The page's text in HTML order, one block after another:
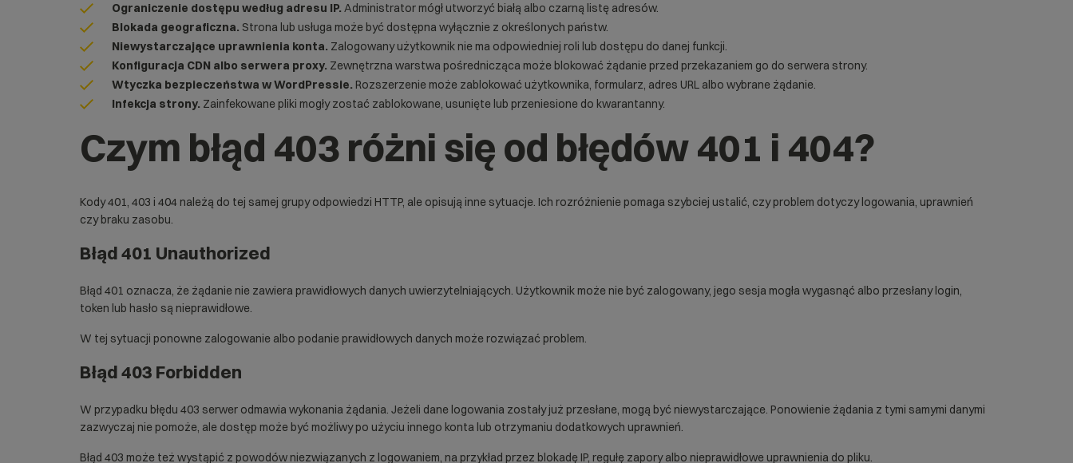
Ograniczenie dostępu według adresu IP. Administrator mógł utworzyć białą albo czarną listę adresów.
Blokada geograficzna. Strona lub usługa może być dostępna wyłącznie z określonych państw.
Niewystarczające uprawnienia konta. Zalogowany użytkownik nie ma odpowiedniej roli lub dostępu do danej funkcji.
Konfiguracja CDN albo serwera proxy. Zewnętrzna warstwa pośrednicząca może blokować żądanie przed przekazaniem go do serwera strony.
Wtyczka bezpieczeństwa w WordPressie. Rozszerzenie może zablokować użytkownika, formularz, adres URL albo wybrane żądanie.
Infekcja strony. Zainfekowane pliki mogły zostać zablokowane, usunięte lub przeniesione do kwarantanny.
Czym błąd 403 różni się od błędów 401 i 404?
Kody 401, 403 i 404 należą do tej samej grupy odpowiedzi HTTP, ale opisują inne sytuacje. Ich rozróżnienie pomaga szybciej ustalić, czy problem dotyczy logowania, uprawnień
czy braku zasobu.
Błąd 401 Unauthorized
Błąd 401 oznacza, że żądanie nie zawiera prawidłowych danych uwierzytelniających. Użytkownik może nie być zalogowany, jego sesja mogła wygasnąć albo przesłany login,
token lub hasło są nieprawidłowe.
W tej sytuacji ponowne zalogowanie albo podanie prawidłowych danych może rozwiązać problem.
Błąd 403 Forbidden
W przypadku błędu 403 serwer odmawia wykonania żądania. Jeżeli dane logowania zostały już przesłane, mogą być niewystarczające. Ponowienie żądania z tymi samymi danymi
zazwyczaj nie pomoże, ale dostęp może być możliwy po użyciu innego konta lub otrzymaniu dodatkowych uprawnień.
Błąd 403 może też wystąpić z powodów niezwiązanych z logowaniem, na przykład przez blokadę IP, regułę zapory albo nieprawidłowe uprawnienia do pliku.